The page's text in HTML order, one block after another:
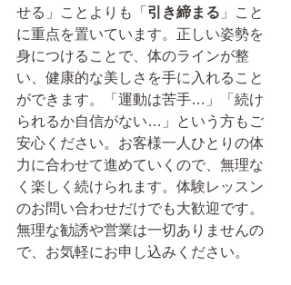
せる」ことよりも「引き締まる 」こと
に重点を置いています。正しい姿勢を
身につけることで、体のラインが整
い、健康的な美しさを手に入れること
ができます。「運動は苦手…」「続け
られるか自信がない…」という方もご
安心ください。お客様一人ひとりの体
力に合わせて進めていくので、無理な
く楽しく続けられます。体験レッスン
のお問い合わせだけでも大歓迎です。
無理な勧誘や営業は一切ありませんの
で、お気軽にお申し込みください。